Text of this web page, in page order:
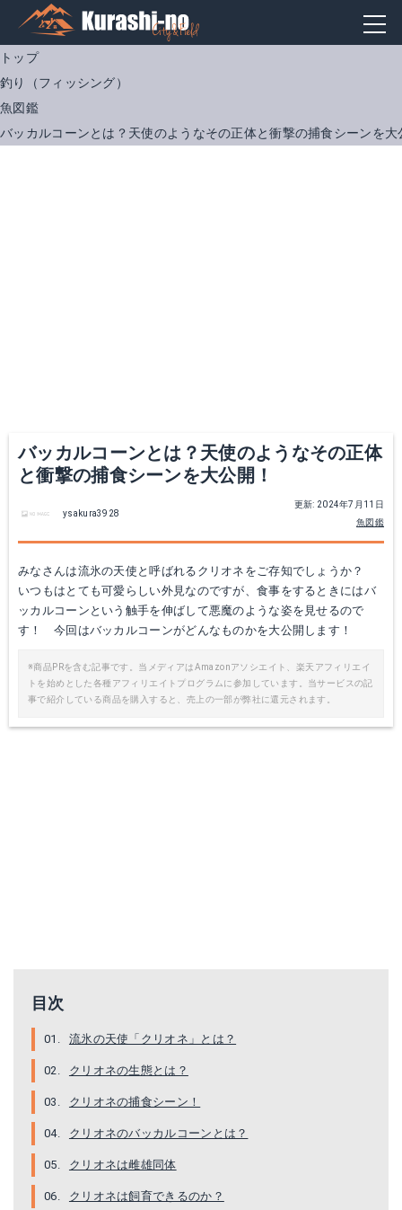
トップ
釣り（フィッシング）
魚図鑑
バッカルコーンとは？天使のようなその正体と衝撃の捕食シーンを大
バッカルコーンとは？天使のようなその正体
と衝撃の捕食シーンを大公開！
更新: 2024年7月11日
魚図鑑
ysakura3928
みなさんは流氷の天使と呼ばれるクリオネをご存知でしょうか？
いつもはとても可愛らしい外見なのですが、食事をするときにはバ
ッカルコーンという触手を伸ばして悪魔のような姿を見せるので
す！ 今回はバッカルコーンがどんなものかを大公開します！
※商品PRを含む記事です。当メディアはAmazonアソシエイト、楽天アフィリエイ
トを始めとした各種アフィリエイトプログラムに参加しています。当サービスの記
事で紹介している商品を購入すると、売上の一部が弊社に還元されます。
目次
流氷の天使「クリオネ」とは？
クリオネの生態とは？
クリオネの捕食シーン！
クリオネのバッカルコーンとは？
クリオネは雌雄同体
クリオネは飼育できるのか？